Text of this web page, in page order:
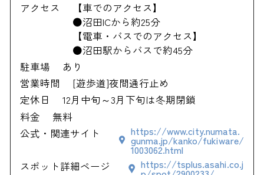
アクセス
【車でのアクセス】
●沼田ICから約25分
【電車・バスでのアクセス】
●沼田駅からバスで約45分
駐車場
あり
営業時間
[遊歩道]夜間通行止め
定休日
12月中旬～3月下旬は冬期閉鎖
料金
無料
公式・関連サイト
https://www.city.numata.
gunma.jp/kanko/fukiware/
1003062.html
スポット詳細ページ
https://tsplus.asahi.co.j